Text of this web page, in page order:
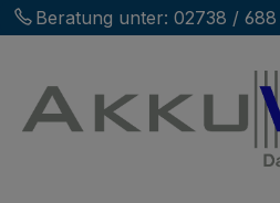
Hauptinhalt springen
Zur Suche springen
Zur Hauptnavigation
Beratung unter: 02738 / 688